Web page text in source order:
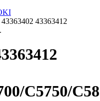
43363412
C5750/